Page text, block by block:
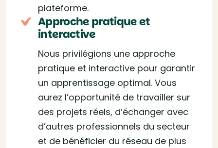
plateforme.
Approche pratique et
interactive
Nous privilégions une approche
pratique et interactive pour garantir
un apprentissage optimal. Vous
aurez l’opportunité de travailler sur
des projets réels, d’échanger avec
d’autres professionnels du secteur
et de bénéficier du réseau de plus